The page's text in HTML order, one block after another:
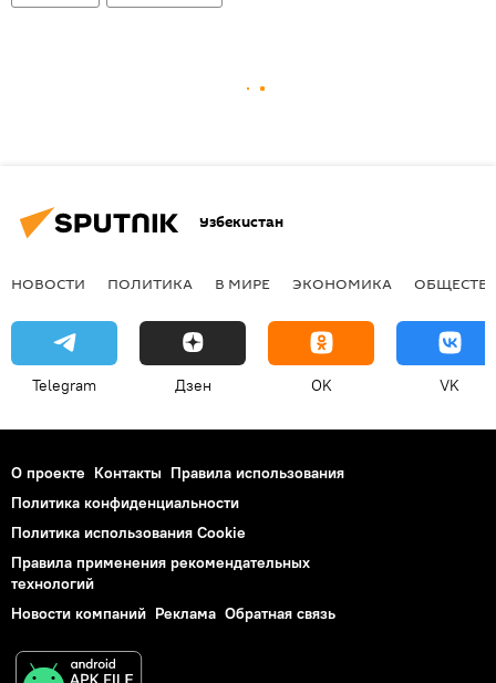
Узбекистан
НОВОСТИ ПОЛИТИКА В МИРЕ ЭКОНОМИКА
Telegram Дзен OK VK
О проекте Контакты Правила использования
Политика конфиденциальности
Политика использования Cookie
Правила применения рекомендательных
технологий
Новости компаний Реклама Обратная связь